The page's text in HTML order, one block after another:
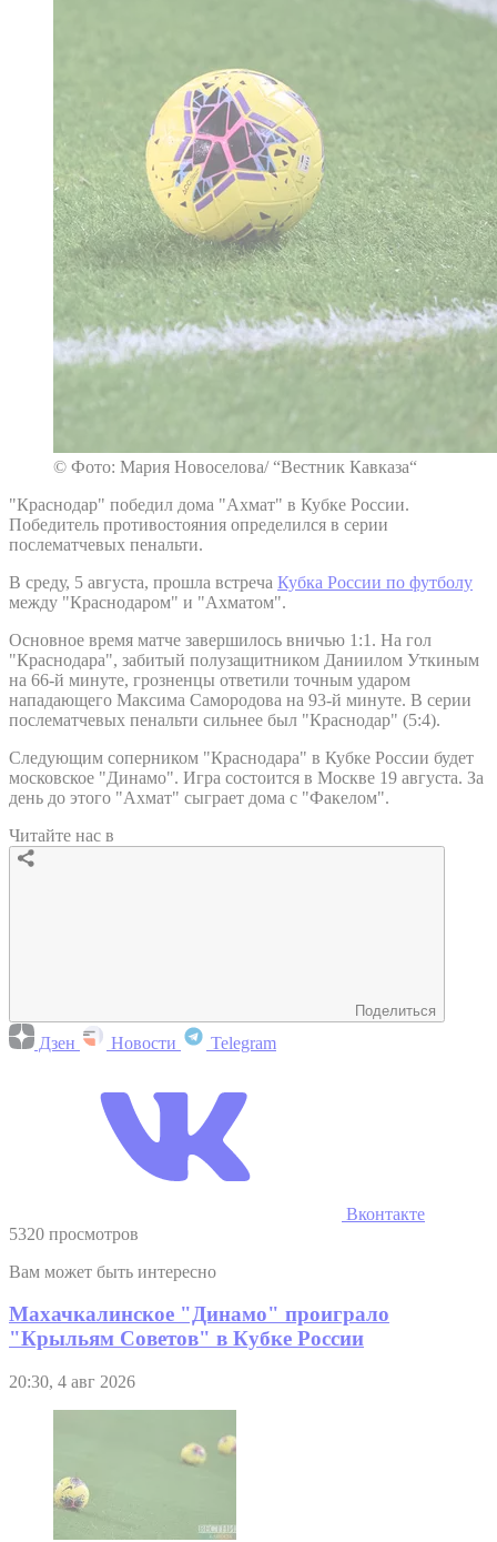
© Фото: Мария Новоселова/ “Вестник Кавказа“
"Краснодар" победил дома "Ахмат" в Кубке России.
Победитель противостояния определился в серии
послематчевых пенальти.
В среду, 5 августа, прошла встреча Кубка России по футболу
между "Краснодаром" и "Ахматом".
Основное время матче завершилось вничью 1:1. На гол
"Краснодара", забитый полузащитником Даниилом Уткиным
на 66-й минуте, грозненцы ответили точным ударом
нападающего Максима Самородова на 93-й минуте. В серии
послематчевых пенальти сильнее был "Краснодар" (5:4).
Следующим соперником "Краснодара" в Кубке России будет
московское "Динамо". Игра состоится в Москве 19 августа. За
день до этого "Ахмат" сыграет дома с "Факелом".
Читайте нас в
Поделиться
Дзен Новости Telegram
Вконтакте
5320 просмотров
Вам может быть интересно
Махачкалинское "Динамо" проиграло
"Крыльям Советов" в Кубке России
20:30, 4 авг 2026